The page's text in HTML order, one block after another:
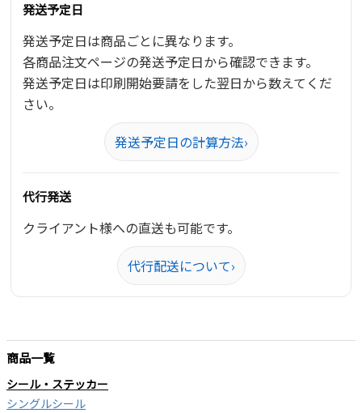
発送予定日
発送予定日は商品ごとに異なります。
各商品注文ページの発送予定日から確認できます。
発送予定日は印刷開始要請をした翌日から数えてくだ
さい。
発送予定日の計算方法›
代行発送
クライアント様への直送も可能です。
代行配送について›
商品一覧
シール・ステッカー
シングルシール